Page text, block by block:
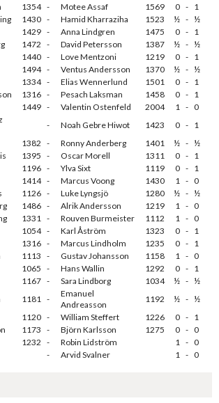
1354 - Motee Assaf 1569 0 - 1
1430 - Hamid Kharraziha 1523 ½ - ½
1429 - Anna Lindgren 1475 0 - 1
1472 - David Petersson 1387 ½ - ½
1440 - Love Mentzoni 1219 0 - 1
1494 - Ventus Andersson 1370 ½ - ½
1334 - Elias Wennerlund 1501 0 - 1
1316 - Pesach Laksman 1458 0 - 1
1449 - Valentin Ostenfeld 2004 1 - 0
- Noah Gebre Hiwot 1423 0 - 1
1382 - Ronny Anderberg 1401 ½ - ½
1395 - Oscar Morell 1311 0 - 1
1196 - Ylva Sixt 1119 0 - 1
1414 - Marcus Voong 1430 1 - 0
1126 - Luke Lyngsjö 1280 ½ - ½
1486 - Alrik Andersson 1219 1 - 0
1331 - Rouven Burmeister 1112 1 - 0
1054 - Karl Åström 1323 0 - 1
1316 - Marcus Lindholm 1235 0 - 1
1113 - Gustav Johansson 1158 1 - 0
1065 - Hans Wallin 1292 0 - 1
1167 - Sara Lindborg 1034 ½ - ½
1181 -
Emanuel
Andreasson
1192 ½ - ½
1120 - William Steffert 1226 0 - 1
1173 - Björn Karlsson 1275 0 - 0
1232 - Robin Lidström 1 - 0
- Arvid Svalner 1 - 0